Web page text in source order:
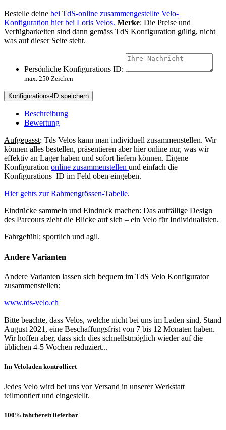
Bestelle deine bei TdS-online zusammengestellte Velo-
Konfiguration hier bei Loris Velos. Merke: Die Preise und
Verfügbarkeiten sind dann gemäss TdS Konfiguration gültig, nicht
was auf dieser Seite steht.
Persönliche Konfigurations ID:
max. 250 Zeichen
Konfigurations-ID speichern
Beschreibung
Bewertung
Aufgepasst: Tds Velos kann man individuell zusammenstellen. Wir
können alles bestellen, präsentieren aber hier online nur, was wir
effektiv an Lager haben und sofort liefern können. Eigene
Konfiguration online zusammenstellen und einfach die
Konfigurations–ID im Feld oben eingeben.
Hier gehts zur Rahmengrössen-Tabelle.
Eindrücke sammeln und Eindruck machen: Das auffällige Design
des Parcours zieht die Blicke auf sich – ein Velo für Individualisten.
Fahrgefühl: sportlich und agil.
Andere Varianten
Andere Varianten lassen sich bequem im TdS Velo Konfigurator
zusammenstellen:
www.tds-velo.ch
Bitte beachte, dass Velos, welche nicht bei uns im Laden sind, Stand
August 2021, eine Beschaffungsfrist von 7 bis 12 Monaten haben.
Wir hoffen aber, dass sich dies schnellstmöglich wieder auf die
üblichen 4-5 Wochen reduziert...
Im Veloladen kontrolliert
Jedes Velo wird bei uns vor Versand in unserer Werkstatt
teilmontiert und eingestellt.
100% fahrbereit lieferbar